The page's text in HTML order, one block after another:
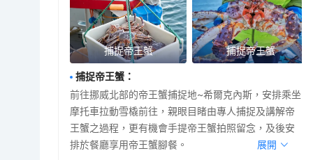
捕捉帝王蟹 捕捉帝王蟹
捕捉帝王蟹 ：
前往挪威北部的帝王蟹捕捉地~希爾克內斯，安排乘坐
摩托車拉動雪橇前往，親眼目睹由專人捕捉及講解帝
王蟹之過程，更有機會手提帝王蟹拍照留念，及後安
排於餐廳享用帝王蟹腳餐。
展開